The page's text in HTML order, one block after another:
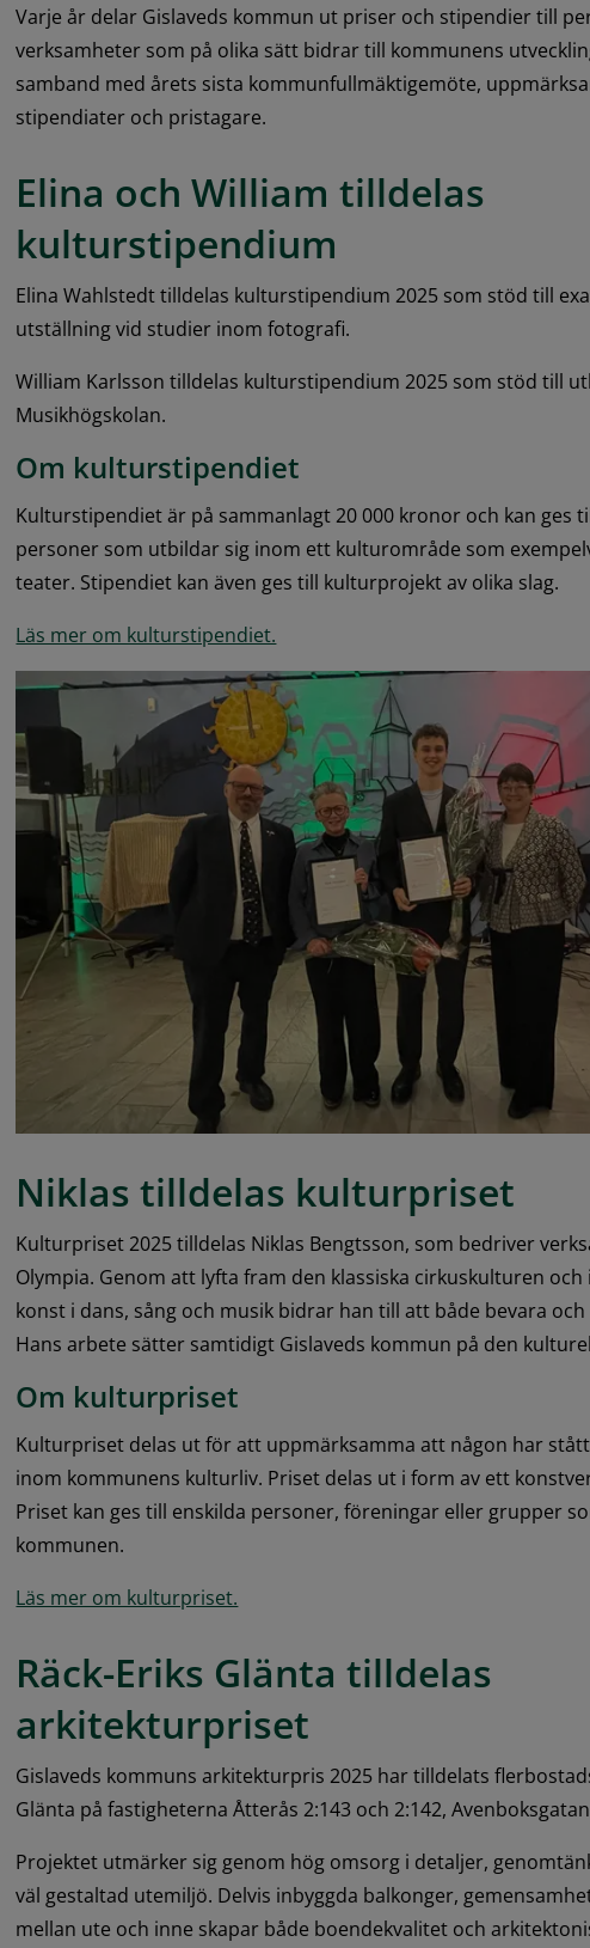
Varje år delar Gislaveds kommun ut priser och stipendier till
verksamheter som på olika sätt bidrar till kommunens
samband med årets sista kommunfullmäktigemöte,
stipendiater och pristagare.
Elina och William tilldelas
kulturstipendium
Elina Wahlstedt tilldelas kulturstipendium 2025 som stöd till
utställning vid studier inom fotografi.
William Karlsson tilldelas kulturstipendium 2025 som stöd till
Musikhögskolan.
Om kulturstipendiet
Kulturstipendiet är på sammanlagt 20 000 kronor och kan ges
personer som utbildar sig inom ett kulturområde som
teater. Stipendiet kan även ges till kulturprojekt av olika slag.
Läs mer om kulturstipendiet.
Niklas tilldelas kulturpriset
Kulturpriset 2025 tilldelas Niklas Bengtsson, som bedriver
Olympia. Genom att lyfta fram den klassiska cirkuskulturen
konst i dans, sång och musik bidrar han till att både bevara
Hans arbete sätter samtidigt Gislaveds kommun på den
Om kulturpriset
Kulturpriset delas ut för att uppmärksamma att någon har
inom kommunens kulturliv. Priset delas ut i form av ett
Priset kan ges till enskilda personer, föreningar eller grupper
kommunen.
Läs mer om kulturpriset.
Räck-Eriks Glänta tilldelas
arkitekturpriset
Gislaveds kommuns arkitekturpris 2025 har tilldelats
Glänta på fastigheterna Åtterås 2:143 och 2:142,
Projektet utmärker sig genom hög omsorg i detaljer,
väl gestaltad utemiljö. Delvis inbyggda balkonger,
mellan ute och inne skapar både boendekvalitet och